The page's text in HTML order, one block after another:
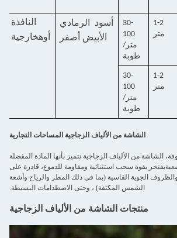
1-2
متر
30-
100
متر/
طوبة
أسود
الرمادي
الأبيض أصفر
النافذة
أوهخارجية
1-2
متر
30-
100
متر/
طوبة
الشاشة من الألياف الزجاجية المساحات التجارية
الشاشة من الألياف الزجاجية تتميز بأنها المادة المفضلة
بقوة سحب استثنائية ومقاومة للدموع، قادرة على
الجوية القاسية (بما في ذلك المطر والرياح وأشعة
الشمس المكثفة) ، وحتى الاصطدامات البسيطة.
منتجات الشاشة من الألياف الزجاجية